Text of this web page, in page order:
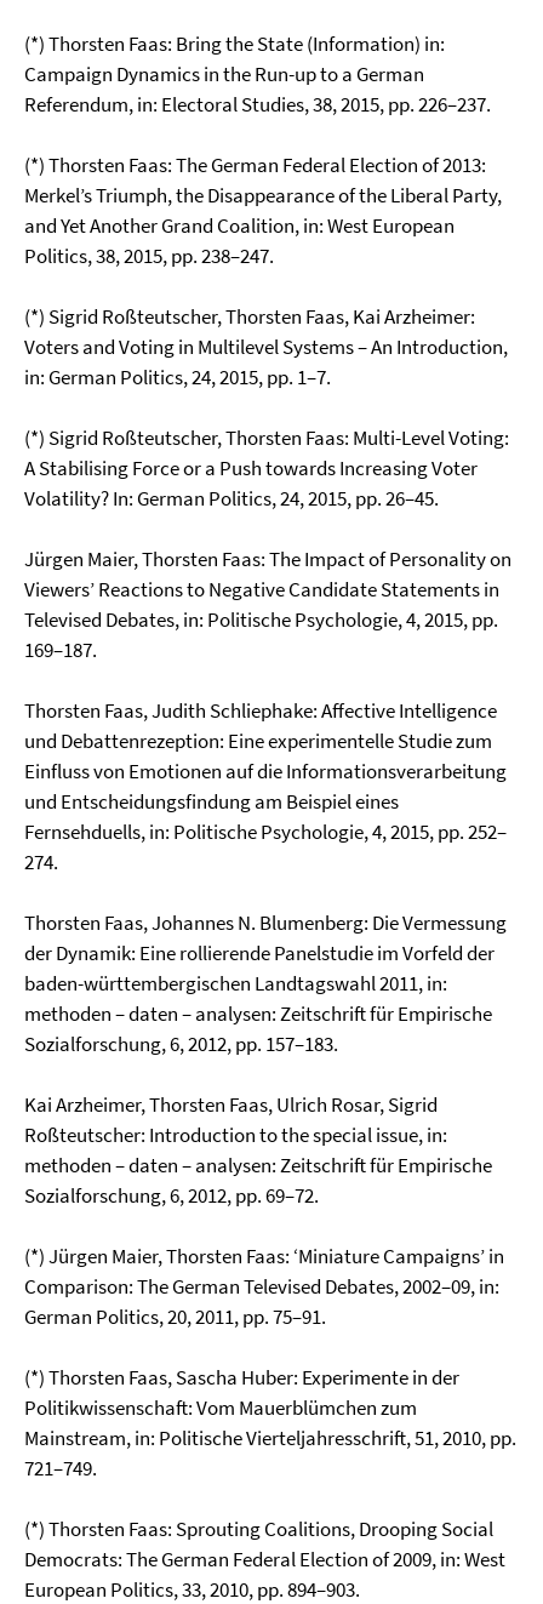
(*) Thorsten Faas: Bring the State (Information) in:
Campaign Dynamics in the Run-up to a German
Referendum, in: Electoral Studies, 38, 2015, pp. 226–237.
(*) Thorsten Faas: The German Federal Election of 2013:
Merkel’s Triumph, the Disappearance of the Liberal Party,
and Yet Another Grand Coalition, in: West European
Politics, 38, 2015, pp. 238–247.
(*) Sigrid Roßteutscher, Thorsten Faas, Kai Arzheimer:
Voters and Voting in Multilevel Systems – An Introduction,
in: German Politics, 24, 2015, pp. 1–7.
(*) Sigrid Roßteutscher, Thorsten Faas: Multi-Level Voting:
A Stabilising Force or a Push towards Increasing Voter
Volatility? In: German Politics, 24, 2015, pp. 26–45.
Jürgen Maier, Thorsten Faas: The Impact of Personality on
Viewers’ Reactions to Negative Candidate Statements in
Televised Debates, in: Politische Psychologie, 4, 2015, pp.
169–187.
Thorsten Faas, Judith Schliephake: Affective Intelligence
und Debattenrezeption: Eine experimen­telle Studie zum
Einfluss von Emotionen auf die Informationsverarbeitung
und Entschei­dungsfindung am Beispiel eines
Fernsehduells, in: Politische Psychologie, 4, 2015, pp. 252–
274.
Thorsten Faas, Johannes N. Blumenberg: Die Vermessung
der Dynamik: Eine rollierende Panelstu­die im Vorfeld der
baden-württembergischen Landtagswahl 2011, in:
methoden – daten – analysen: Zeitschrift für Empirische
Sozialforschung, 6, 2012, pp. 157–183.
Kai Arzheimer, Thorsten Faas, Ulrich Rosar, Sigrid
Roßteutscher: Introduction to the special issue, in:
methoden – daten – analysen: Zeitschrift für Empirische
Sozialforschung, 6, 2012, pp. 69–72.
(*) Jürgen Maier, Thorsten Faas: ‘Miniature Campaigns’ in
Comparison: The German Televised Debates, 2002–09, in:
German Politics, 20, 2011, pp. 75–91.
(*) Thorsten Faas, Sascha Huber: Experimente in der
Politikwissenschaft: Vom Mauerblümchen zum
Mainstream, in: Politische Vierteljahresschrift, 51, 2010, pp.
721–749.
(*) Thorsten Faas: Sprouting Coalitions, Drooping Social
Democrats: The German Federal Election of 2009, in: West
European Politics, 33, 2010, pp. 894–903.